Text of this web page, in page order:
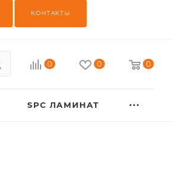
КОНТАКТЫ
0 0 0
SPC ЛАМИНАТ